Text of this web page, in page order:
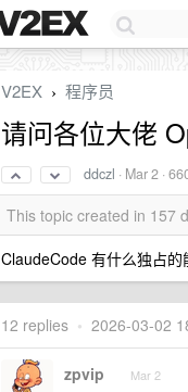
V2EX › 程序员
请问各位大佬
ddczl · Mar 2 ·
This topic created in 157
ClaudeCode 有什么独占
12 replies • 2026-03-02
zpvip Mar 2